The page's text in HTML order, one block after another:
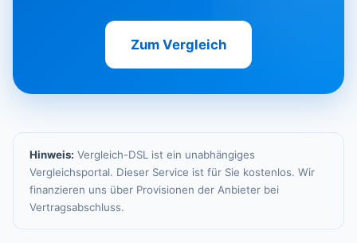
Zum Vergleich
Hinweis: Vergleich-DSL ist ein unabhängiges
Vergleichsportal. Dieser Service ist für Sie kostenlos. Wir
finanzieren uns über Provisionen der Anbieter bei
Vertragsabschluss.